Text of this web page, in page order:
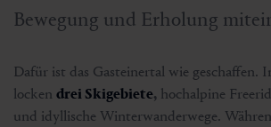
Bewegung und Erholung
Dafür ist das Gasteinertal wie geschaffen.
locken drei Skigebiete, hochalpine
und idyllische Winterwanderwege.